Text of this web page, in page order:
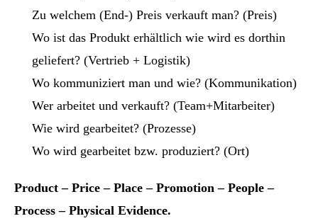
Zu welchem (End-) Preis verkauft man? (Preis)
Wo ist das Produkt erhältlich wie wird es dorthin
geliefert? (Vertrieb + Logistik)
Wo kommuniziert man und wie? (Kommunikation)
Wer arbeitet und verkauft? (Team+Mitarbeiter)
Wie wird gearbeitet? (Prozesse)
Wo wird gearbeitet bzw. produziert? (Ort)
Product – Price – Place – Promotion – People –
Process – Physical Evidence.